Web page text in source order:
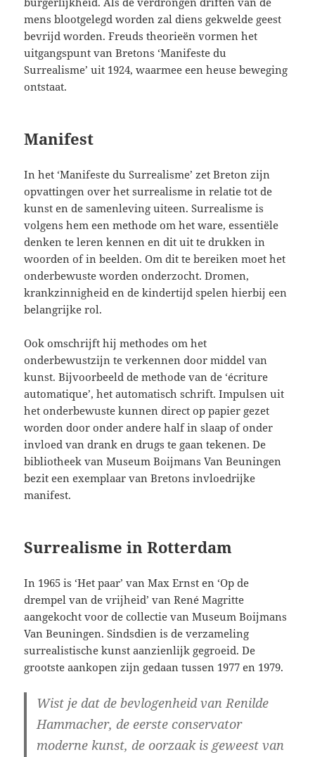
mens blootgelegd worden zal diens gekwelde geest
bevrijd worden. Freuds theorieën vormen het
uitgangspunt van Bretons ‘Manifeste du
Surrealisme’ uit 1924, waarmee een heuse beweging
ontstaat.
Manifest
In het ‘Manifeste du Surrealisme’ zet Breton zijn
opvattingen over het surrealisme in relatie tot de
kunst en de samenleving uiteen. Surrealisme is
volgens hem een methode om het ware, essentiële
denken te leren kennen en dit uit te drukken in
woorden of in beelden. Om dit te bereiken moet het
onderbewuste worden onderzocht. Dromen,
krankzinnigheid en de kindertijd spelen hierbij een
belangrijke rol.
Ook omschrijft hij methodes om het
onderbewustzijn te verkennen door middel van
kunst. Bijvoorbeeld de methode van de ‘écriture
automatique’, het automatisch schrift. Impulsen uit
het onderbewuste kunnen direct op papier gezet
worden door onder andere half in slaap of onder
invloed van drank en drugs te gaan tekenen. De
bibliotheek van Museum Boijmans Van Beuningen
bezit een exemplaar van Bretons invloedrijke
manifest.
Surrealisme in Rotterdam
In 1965 is ‘Het paar’ van Max Ernst en ‘Op de
drempel van de vrijheid’ van René Magritte
aangekocht voor de collectie van Museum Boijmans
Van Beuningen. Sindsdien is de verzameling
surrealistische kunst aanzienlijk gegroeid. De
grootste aankopen zijn gedaan tussen 1977 en 1979.
Wist je dat de bevlogenheid van Renilde
Hammacher, de eerste conservator
moderne kunst, de oorzaak is geweest van